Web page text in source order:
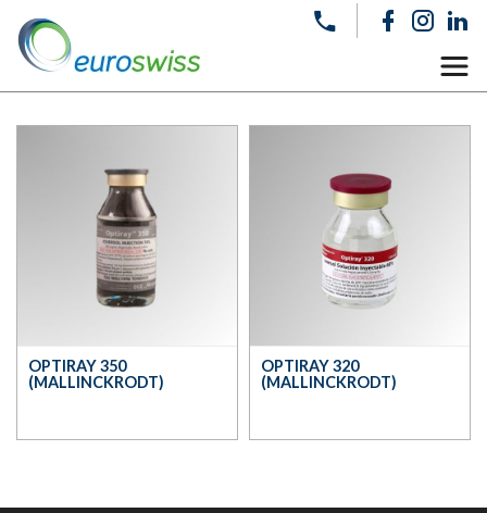
OPTIRAY 350
(MALLINCKRODT)
OPTIRAY 320
(MALLINCKRODT)